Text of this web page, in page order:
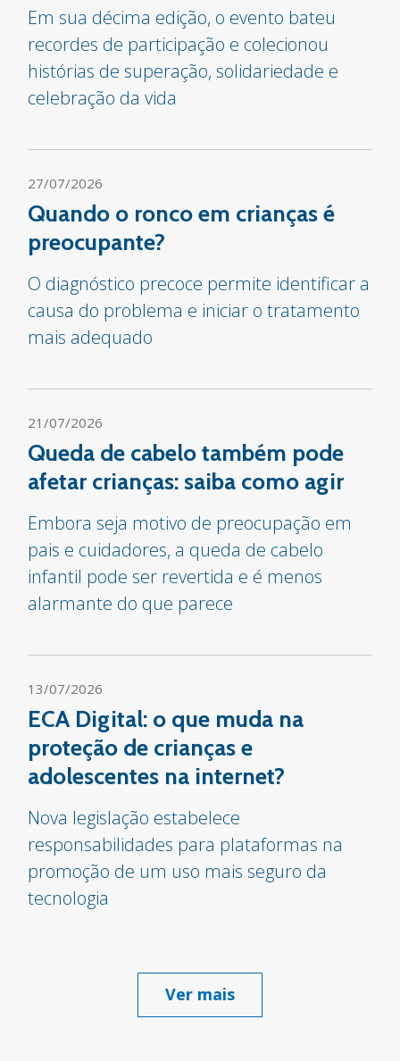
Em sua décima edição, o evento bateu
recordes de participação e colecionou
histórias de superação, solidariedade e
celebração da vida
27/07/2026
Quando o ronco em crianças é
preocupante?
O diagnóstico precoce permite identificar a
causa do problema e iniciar o tratamento
mais adequado
21/07/2026
Queda de cabelo também pode
afetar crianças: saiba como agir
Embora seja motivo de preocupação em
pais e cuidadores, a queda de cabelo
infantil pode ser revertida e é menos
alarmante do que parece
13/07/2026
ECA Digital: o que muda na
proteção de crianças e
adolescentes na internet?
Nova legislação estabelece
responsabilidades para plataformas na
promoção de um uso mais seguro da
tecnologia
Ver mais